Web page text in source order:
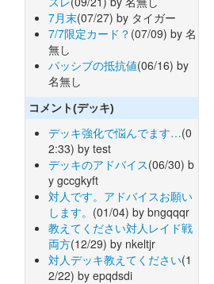
7月末(07/27) by タイガー
7/7限定カード？ (07/09) by 名
無し
パッシブの抵抗値(06/16) by
名無し
コメント(デッキ)
デッキ強化で悩んでます…(0
2:33) by test
デッキのアドバイス(06/30) b
y gccgkyft
対人です。アドバイスお願い
します。 (01/04) by bngqqqr
教えてください対人レイド戦
両方(12/29) by nkeltjr
対人デッキ教えてください(1
2/22) by epqdsdi